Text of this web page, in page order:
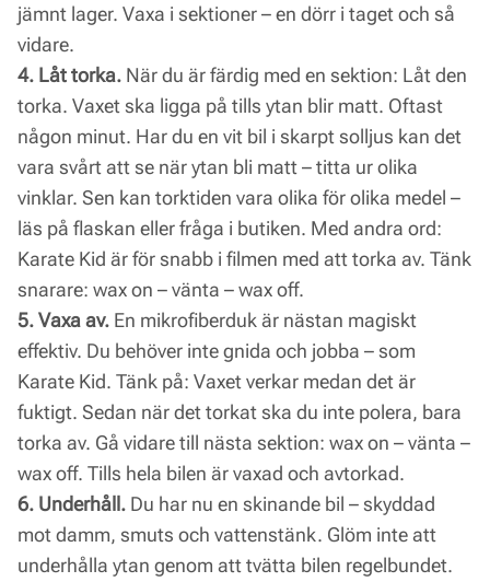
jämnt lager. Vaxa i sektioner – en dörr i taget och så
vidare.
4. Låt torka. När du är färdig med en sektion: Låt den
torka. Vaxet ska ligga på tills ytan blir matt. Oftast
någon minut. Har du en vit bil i skarpt solljus kan det
vara svårt att se när ytan bli matt – titta ur olika
vinklar. Sen kan torktiden vara olika för olika medel –
läs på flaskan eller fråga i butiken. Med andra ord:
Karate Kid är för snabb i filmen med att torka av. Tänk
snarare: wax on – vänta – wax off.
5. Vaxa av. En mikrofiberduk är nästan magiskt
effektiv. Du behöver inte gnida och jobba – som
Karate Kid. Tänk på: Vaxet verkar medan det är
fuktigt. Sedan när det torkat ska du inte polera, bara
torka av. Gå vidare till nästa sektion: wax on – vänta –
wax off. Tills hela bilen är vaxad och avtorkad.
6. Underhåll. Du har nu en skinande bil – skyddad
mot damm, smuts och vattenstänk. Glöm inte att
underhålla ytan genom att tvätta bilen regelbundet.